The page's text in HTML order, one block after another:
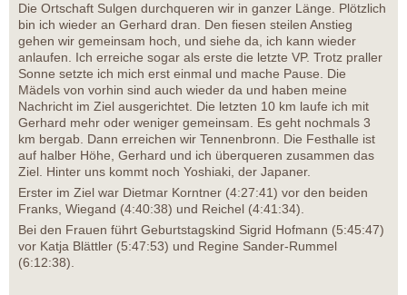
Die Ortschaft Sulgen durchqueren wir in ganzer Länge. Plötzlich
bin ich wieder an Gerhard dran. Den fiesen steilen Anstieg
gehen wir gemeinsam hoch, und siehe da, ich kann wieder
anlaufen. Ich erreiche sogar als erste die letzte VP. Trotz praller
Sonne setzte ich mich erst einmal und mache Pause. Die
Mädels von vorhin sind auch wieder da und haben meine
Nachricht im Ziel ausgerichtet. Die letzten 10 km laufe ich mit
Gerhard mehr oder weniger gemeinsam. Es geht nochmals 3
km bergab. Dann erreichen wir Tennenbronn. Die Festhalle ist
auf halber Höhe, Gerhard und ich überqueren zusammen das
Ziel. Hinter uns kommt noch Yoshiaki, der Japaner.
Erster im Ziel war Dietmar Korntner (4:27:41) vor den beiden
Franks, Wiegand (4:40:38) und Reichel (4:41:34).
Bei den Frauen führt Geburtstagskind Sigrid Hofmann (5:45:47)
vor Katja Blättler (5:47:53) und Regine Sander-Rummel
(6:12:38).